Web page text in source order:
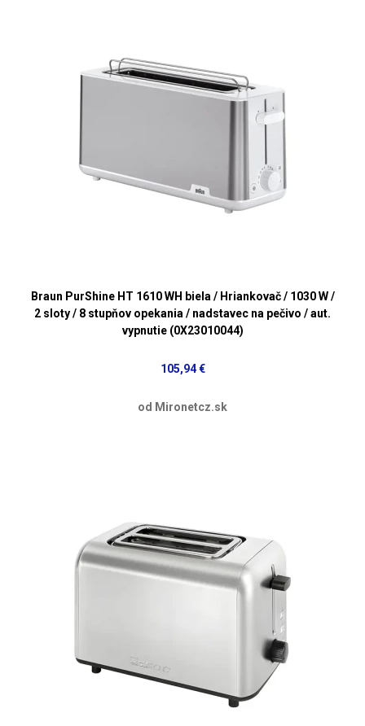
Braun PurShine HT 1610 WH biela / Hriankovač / 1030 W /
2 sloty / 8 stupňov opekania / nadstavec na pečivo / aut.
vypnutie (0X23010044)
105,94 €
od Mironetcz.sk